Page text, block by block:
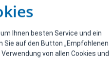
Ihnen besten Service und ein
Sie auf den Button „Empfohlenen
von allen Cookies und